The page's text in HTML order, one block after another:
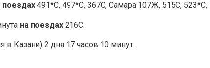
поездах 491*С, 497*С, 367С, Самара 107Ж, 515С,
на поездах 216С.
в Казани) 2 дня 17 часов 10 минут.